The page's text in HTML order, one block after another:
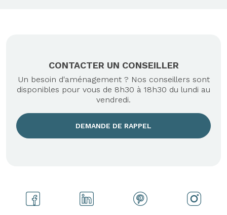
CONTACTER UN CONSEILLER
Un besoin d'aménagement ? Nos conseillers sont
disponibles pour vous de 8h30 à 18h30 du lundi au
vendredi.
DEMANDE DE RAPPEL